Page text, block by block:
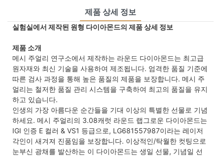
제품 상세 정보
실험실에서 제작된 원형 다이아몬드의 제품 상세 정보
제품 소개
메시 주얼리 연구소에서 제작하는 라운드 다이아몬드는 최고급
원자재와 최신 기술을 사용하여 제조됩니다. 엄격한 품질 기준에
따른 검사 과정을 통해 높은 품질의 제품을 보장합니다. 메시 주
얼리는 철저한 품질 관리 시스템을 구축하여 최고의 품질을 유지
하고 있습니다.
인생의 가장 아름다운 순간들을 기대 이상의 특별한 선물로 기념
하세요. 메시 주얼리의 3.08캐럿 라운드 랩그로운 다이아몬드는
IGI 인증 E 컬러 & VS1 등급으로, LG681557987이라는 레이저
각인이 새겨져 진품임을 보장합니다. 이상적인/탁월한 컷팅으로
눈부신 광채를 발산하는 이 다이아몬드는 생일 선물, 기념일 선